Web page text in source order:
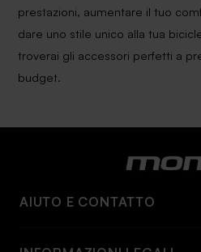
prestazioni, aumentare il tuo
dare uno stile unico alla tua
troverai gli accessori perfetti a
budget.
AIUTO E CONTATTO